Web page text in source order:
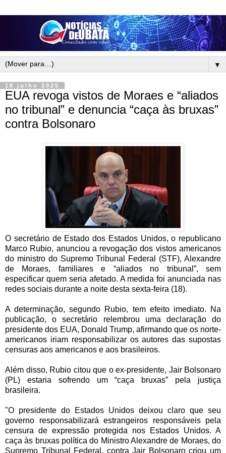
▼
18 julho 2025
EUA revoga vistos de Moraes e “aliados
no tribunal” e denuncia “caça às bruxas”
contra Bolsonaro
O secretário de Estado dos Estados Unidos, o republicano
Marco Rubio, anunciou a revogação dos vistos americanos
do ministro do Supremo Tribunal Federal (STF), Alexandre
de Moraes, familiares e “aliados no tribunal”, sem
especificar quem seria afetado. A medida foi anunciada nas
redes sociais durante a noite desta sexta-feira (18).
A determinação, segundo Rubio, tem efeito imediato. Na
publicação, o secretário relembrou uma declaração do
presidente dos EUA, Donald Trump, afirmando que os norte-
americanos iriam responsabilizar os autores das supostas
censuras aos americanos e aos brasileiros.
Além disso, Rubio citou que o ex-presidente, Jair Bolsonaro
(PL) estaria sofrendo um “caça bruxas” pela justiça
brasileira.
"O presidente do Estados Unidos deixou claro que seu
governo responsabilizará estrangeiros responsáveis pela
censura de expressão protegida nos Estados Unidos. A
caça às bruxas política do Ministro Alexandre de Moraes, do
Supremo Tribunal Federal, contra Jair Bolsonaro criou um